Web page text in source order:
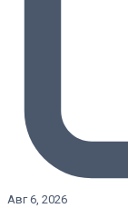
Авг 6, 2026